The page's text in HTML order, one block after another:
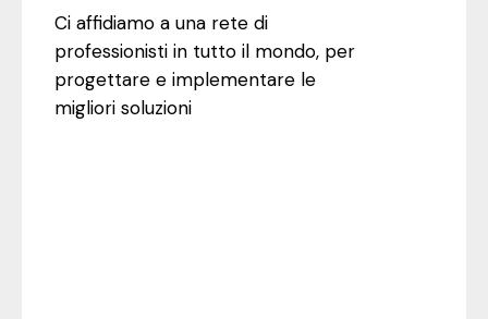
Ci affidiamo a una rete di
professionisti in tutto il mondo, per
progettare e implementare le
migliori soluzioni